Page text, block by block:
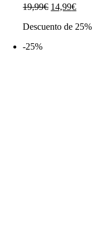
19,99€ El
original
14,99€El
actual
Descuento de 25%
-25%